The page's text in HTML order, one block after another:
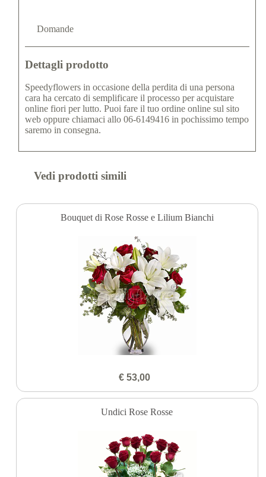
Domande
Dettagli prodotto
Speedyflowers in occasione della perdita di una persona
cara ha cercato di semplificare il processo per acquistare
online fiori per lutto. Puoi fare il tuo ordine online sul sito
web oppure chiamaci allo 06-6149416 in pochissimo tempo
saremo in consegna.
Vedi prodotti simili
Bouquet di Rose Rosse e Lilium Bianchi
€ 53,00
Undici Rose Rosse